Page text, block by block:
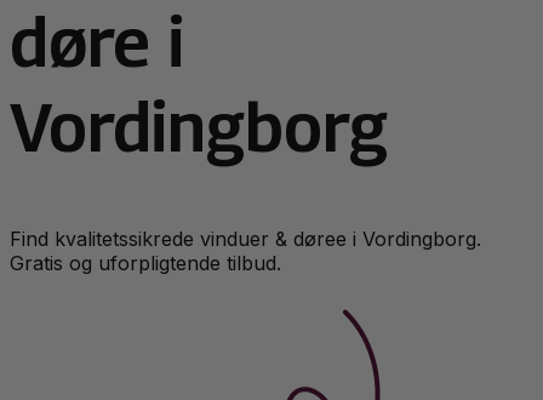
døre i
Vordingborg
Find kvalitetssikrede vinduer & døree i Vordingborg.
Gratis og uforpligtende tilbud.